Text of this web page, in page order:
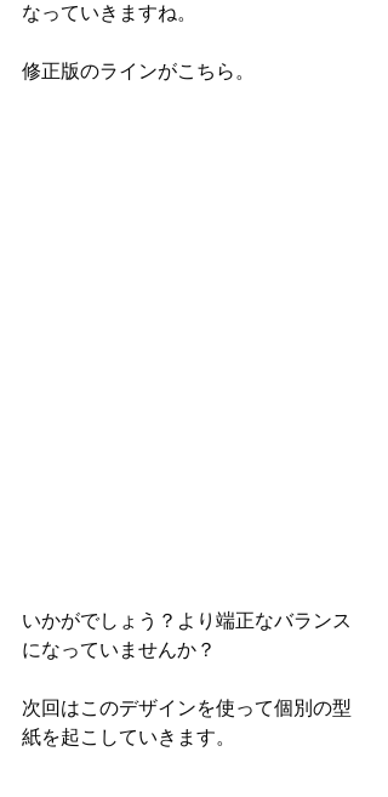
なっていきますね。
修正版のラインがこちら。
いかがでしょう？より端正なバランス
になっていませんか？
次回はこのデザインを使って個別の型
紙を起こしていきます。